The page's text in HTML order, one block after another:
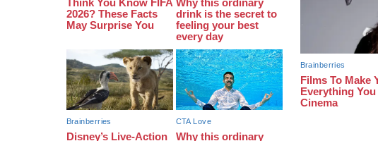
06 СЕРПНЯ 2026, ЧЕТВЕР
21:13
Вісім медалей, з яких чотири
золоті: черкаські спортсмени
тріумфували на чемпіонаті України